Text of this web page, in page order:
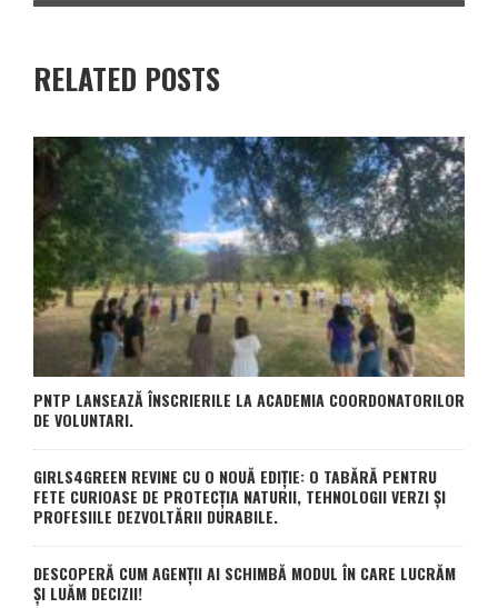
RELATED POSTS
PNTP LANSEAZĂ ÎNSCRIERILE LA ACADEMIA COORDONATORILOR
DE VOLUNTARI.
GIRLS4GREEN REVINE CU O NOUĂ EDIȚIE: O TABĂRĂ PENTRU
FETE CURIOASE DE PROTECȚIA NATURII, TEHNOLOGII VERZI ȘI
PROFESIILE DEZVOLTĂRII DURABILE.
DESCOPERĂ CUM AGENȚII AI SCHIMBĂ MODUL ÎN CARE LUCRĂM
ȘI LUĂM DECIZII!